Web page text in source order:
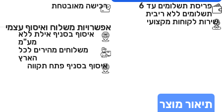
פריסת תשלומים עד 6
תשלומים ללא ריבית
רכישה מאובטחת
שירות לקוחות מקצועי
אפשרויות משלוח ואיסוף עצמי
איסוף בסניף אילת ללא
מע"מ
משלוחים מהירים לכל
הארץ
איסוף בסניף פתח תקווה
תיאור מוצר